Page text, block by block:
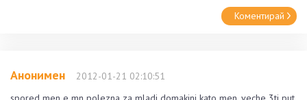
Коментирай
Анонимен
2012-01-21 02:10:51